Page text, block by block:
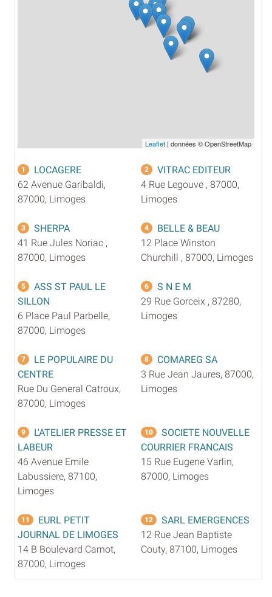
Leaflet | données © OpenStreetMap
1
LOCAGERE
62 Avenue Garibaldi,
87000, Limoges
2
VITRAC EDITEUR
4 Rue Legouve , 87000,
Limoges
3
SHERPA
41 Rue Jules Noriac ,
87000, Limoges
4
BELLE & BEAU
12 Place Winston
Churchill , 87000, Limoges
5
ASS ST PAUL LE
SILLON
6 Place Paul Parbelle,
87000, Limoges
6
S N E M
29 Rue Gorceix , 87280,
Limoges
7
LE POPULAIRE DU
CENTRE
Rue Du General Catroux,
87000, Limoges
8
COMAREG SA
3 Rue Jean Jaures, 87000,
Limoges
9
L'ATELIER PRESSE ET
LABEUR
46 Avenue Emile
Labussiere, 87100,
Limoges
10
SOCIETE NOUVELLE
COURRIER FRANCAIS
15 Rue Eugene Varlin,
87000, Limoges
11
EURL PETIT
JOURNAL DE LIMOGES
14 B Boulevard Carnot,
87000, Limoges
12
SARL EMERGENCES
12 Rue Jean Baptiste
Couty, 87100, Limoges